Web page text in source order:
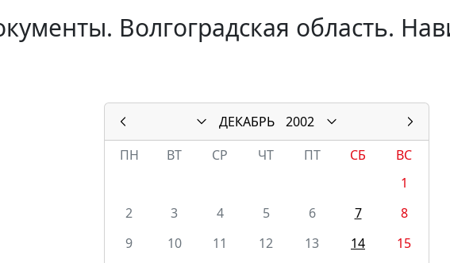
Волгоградская область.
ДЕКАБРЬ
2002
ПН
ВТ СР ЧТ ПТ СБ
ВС
1
2
3 4 5 6 7
8
9
10 11 12 13 14
15